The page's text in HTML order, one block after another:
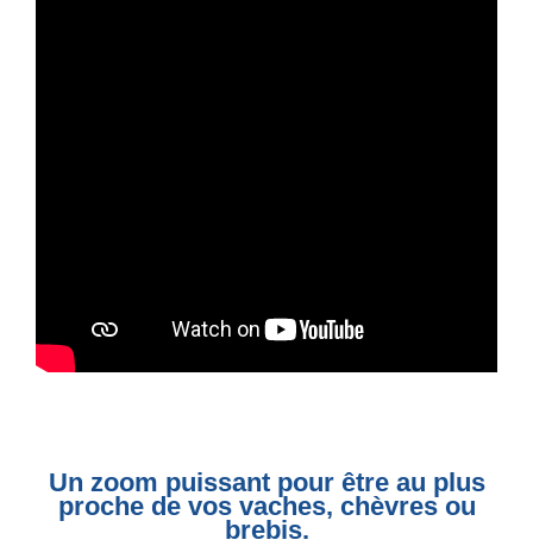
Un zoom puissant pour être au plus
proche de vos vaches, chèvres ou
brebis.